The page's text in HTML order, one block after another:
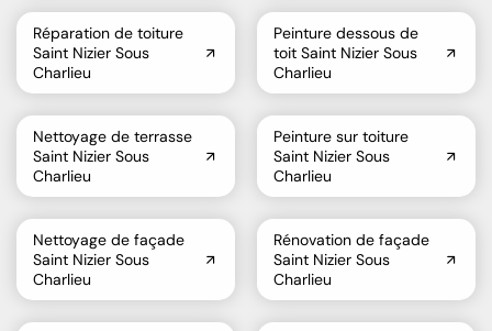
Réparation de toiture
Saint Nizier Sous
Charlieu
Peinture dessous de
toit Saint Nizier Sous
Charlieu
Nettoyage de terrasse
Saint Nizier Sous
Charlieu
Peinture sur toiture
Saint Nizier Sous
Charlieu
Nettoyage de façade
Saint Nizier Sous
Charlieu
Rénovation de façade
Saint Nizier Sous
Charlieu